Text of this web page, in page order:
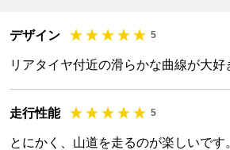
デザイン 5
リアタイヤ付近の滑らかな曲線が大好
走行性能 5
とにかく、山道を走るのが楽しいです